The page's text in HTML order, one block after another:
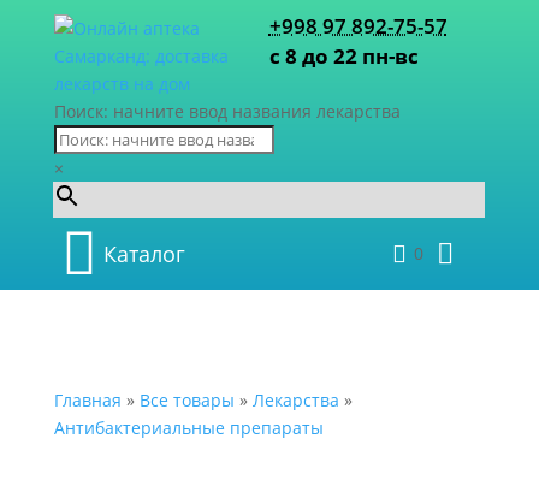
+998 97 892-75-57
с 8 до 22 пн-вс
Поиск: начните ввод названия лекарства
×
Каталог 0
Главная » Все товары » Лекарства »
Антибактериальные препараты